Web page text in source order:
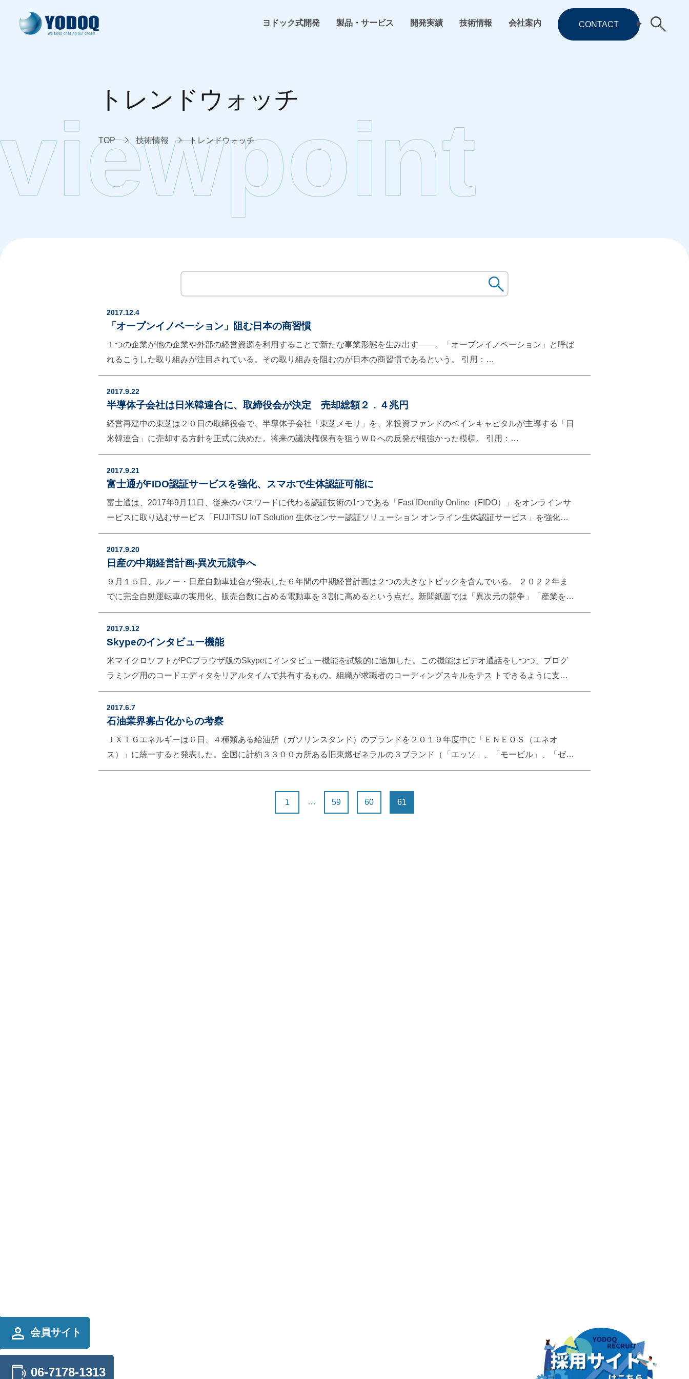
ヨドック式開発
ヨドック式開発
system development
よくある困った
技術コラム
製品・サービス
製品・サービス
らくちん勤怠管理
らくちんSCM
その他らくちんシリーズ
開発実績
開発実績
システム開発
技術情報
技術情報
トレンドウォッチ
会社案内
会社案内
社内イベント
新着情報
トレンドウォッチ
viewpoint
TOP 技術情報 トレンドウォッチ
2017.12.4
「オープンイノベーション」阻む日本の商習慣
１つの企業が他の企業や外部の経営資源を利用することで新たな事業形態を生み出す――。「オープンイノベーション」と呼ば
れるこうした取り組みが注目されている。その取り組みを阻むのが日本の商習慣であるという。 引用：
https://www.nikkei.com/article/DGXKZO93775340Z01C15A1X12000/ ─ YODOQの見方
─────────────────────────── お茶屋における信用の経済効果 日本の特異な商習慣と言える京都のお茶屋の一見さ
んお断りの仕組み。飲み代はその場で支払わず月末請求次回の来店払い。これにより、リピーターを確保する効果があるとい
う。貸倒は紹介者が保証する仕組みでリスクを回避している。海外には無いと思われる仕組みであり、日本人の気質などを想定
した考えられた商習慣である。言うまでもないが、これを海外で行えば飲み代を踏み倒されることになり、元の会員にも逃げら
2017.9.22
半導体子会社は日米韓連合に、取締役会が決定 売却総額２．４兆円
経営再建中の東芝は２０日の取締役会で、半導体子会社「東芝メモリ」を、米投資ファンドのベインキャピタルが主導する「日
米韓連合」に売却する方針を正式に決めた。将来の議決権保有を狙うＷＤへの反発が根強かった模様。 引用：
http://www.sankei.com/economy/news/170920/ecn1709200030-n1.html ─ YODOQの見方
─────────────────────────── ■東芝メモリをウエスタンデジタルが買収すべきでない理由 引用：
http://wedge.ismedia.jp/articles/-/9566 買収による統合の問題点は大きく２つ 連合による買収の為、取締役会が烏合の衆となる
可能性が高く、1兆円規模の投資判断を迅速に行うことがむずかしい。またプロセスの“良い所取り”を狙うが、プロセスの違い
は文化の違いであり難しいと言うことだ。 ■備考 東芝のフラッシュメモリ事業売却が、愚策ではないと言えるこれだけの理由
ＳＫハイニックス 半導体調査の英ICインサイツ半導体関連の設備投資額2016年 113億ドル（約1.25兆円）韓国サムスン電子
2017.9.21
富士通がFIDO認証サービスを強化、スマホで生体認証可能に
富士通は、2017年9月11日、従来のパスワードに代わる認証技術の1つである「Fast IDentity Online（FIDO）」をオンラインサ
ービスに取り込むサービス「FUJITSU IoT Solution 生体センサー認証ソリューション オンライン生体認証サービス」を強化し
た。企業内の業務システムへのアクセスなどにFIDO認証を使用できるパソコン・スマホ連携機能を提供する。 引用：
http://it.impressbm.co.jp/articles/-/14978 ─ YODOQの見方─────────────────────────── FIDO認証サービスの特徴
は、生体情報を用い、仕組として生体データが流出する危険性が少ない。スマホを利用できることで導入コストを低減すること
ができる。 利用者によるIDやパスワードの入力が不要となり、安全性と利便性の向上が期待される。 現在1人当り8つのパスワ
ードを保持していると言われており、FIDOにより１つであらゆるサイトの認証を行うことが出来る点が近未来でスタンダード
2017.9.20
日産の中期経営計画-異次元競争へ
９月１５日、ルノー・日産自動車連合が発表した６年間の中期経営計画は２つの大きなトピックを含んでいる。 ２０２２年ま
でに完全自動運転車の実用化、販売台数に占める電動車を３割に高めるという点だ。新聞紙面では「異次元の競争」「産業を転
換させる革命」などの言葉で表現された。 ─ YODOQの見方─────────────────────────── 既にフランス、ドイツ、
イギリス、中国、インド、ノルウェー、オランダなどで政府によるガソリン車の制限や廃止がとりきめられている。各国政府の
規制に後押しされ、２０４０までに世界で新車販売の５４％がＥＶになるとの見方もあり、ＥＶ開発に注目が集まる。 引用：
https://zuuonline.com/archives/161520 現在よりも電気自動車が普及することでどのような事が起こるのか。排気ガスが削減さ
れ、都市の空気が浄化されて温暖化ガスも削減・・・となれば環境問題をかんがえると理想的だが、果たしてそうだろうか。
フランスの２倍ほどの電気料金になっている。 このようにクリーンエネルギーへの転換は膨大な投資コストを要し、利用者の
る。
2017.9.12
Skypeのインタビュー機能
米マイクロソフトがPCブラウザ版のSkypeにインタビュー機能を試験的に追加した。この機能はビデオ通話をしつつ、プログ
ラミング用のコードエディタをリアルタイムで共有するもの。組織が求職者のコーディングスキルをテス トできるように支援
することを目的として作られた。 引用：https://japan.zdnet.com/article/35106564/ ─ YODOQの見方
─────────────────────────── 技術的な面接に効果が期待されているが、それ以上にチームを組んでのプログラミン
グ作業への利用に対する期待が大きい。特筆すべき点はリアルタイムでコードレビューができる点である。例えばヨドックでは
中国支社に開発を依頼することがあるが、インタビュー機能を利用することでその修正指摘の効率化に大きく貢献するであろ
う。 現在プレビュー版の位置づけで、英語環境のみの提供となっており、今後どのように展開していくかは不明であるが、こ
2017.6.7
石油業界寡占化からの考察
ＪＸＴＧエネルギーは６日、４種類ある給油所（ガソリンスタンド）のブランドを２０１９年度中に「ＥＮＥＯＳ（エネオ
ス）」に統一すると発表した。全国に計約３３００カ所ある旧東燃ゼネラルの３ブランド（「エッソ」、「モービル」、「ゼネ
ラル」）を順次、ＥＮＥＯＳに切り替える。 引用：http://newswitch.jp/p/10319 ─ YODOQの見方
合、寡占化と推移するらしい。すなわち新しい産業が始まった段階 やがてわれもわれもと参入してくる、市場の成熟とともに
で統廃合が始まる、市場が飽和し最終的に強いところだけが勝つ。 ではコンピューター業界はどうか。たとえば国内独立系の
1 … 59 60 61
会員サイト
CONTACT
06-7178-1313